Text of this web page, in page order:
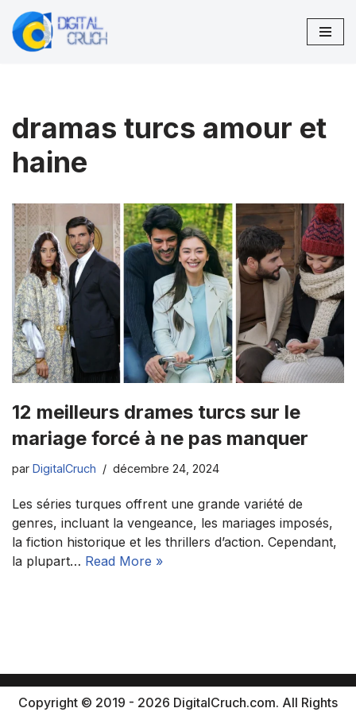
Aller
dramas turcs amour et
haine
12 meilleurs drames turcs sur le
mariage forcé à ne pas manquer
par DigitalCruch décembre 24, 2024
Les séries turques offrent une grande variété de
genres, incluant la vengeance, les mariages imposés,
la fiction historique et les thrillers d’action. Cependant,
la plupart… Read More »
Copyright © 2019 - 2026 DigitalCruch.com. All Rights